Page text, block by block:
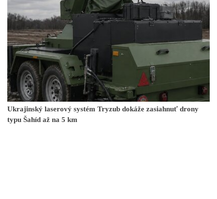
Ukrajinský laserový systém Tryzub dokáže zasiahnuť drony
typu Šahíd až na 5 km